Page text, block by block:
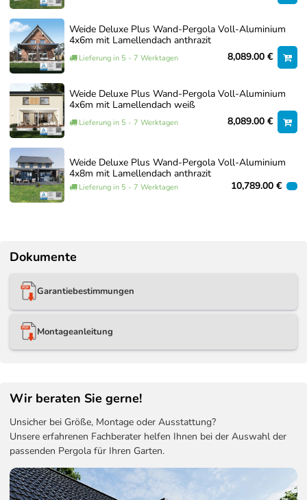
Aufbauservice – Individuelles Angebot
anfordern – 0€
0,00 €
Weide Deluxe Plus Wand-Pergola Voll-Aluminium
4x6m mit Lamellendach anthrazit
Lieferung in 5 - 7 Werktagen 8,089.00 €
Weide Deluxe Plus Wand-Pergola Voll-Aluminium
4x6m mit Lamellendach weiß
Lieferung in 5 - 7 Werktagen 8,089.00 €
Weide Deluxe Plus Wand-Pergola Voll-Aluminium
4x8m mit Lamellendach anthrazit
Lieferung in 5 - 7 Werktagen 10,789.00 €
Dokumente
Garantiebestimmungen
Montageanleitung
Wir beraten Sie gerne!
Unsicher bei Größe, Montage oder Ausstattung?
Unsere erfahrenen Fachberater helfen Ihnen bei der Auswahl der
passenden Pergola für Ihren Garten.